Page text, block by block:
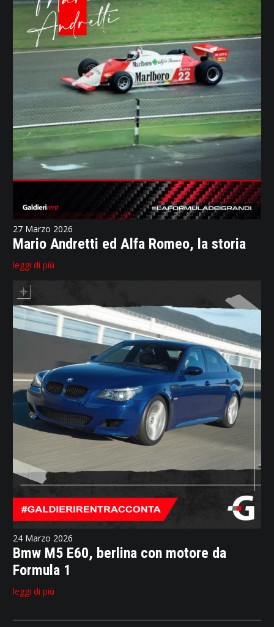
27 Marzo 2026
Mario Andretti ed Alfa Romeo, la storia
leggi di più
24 Marzo 2026
Bmw M5 E60, berlina con motore da
Formula 1
leggi di più